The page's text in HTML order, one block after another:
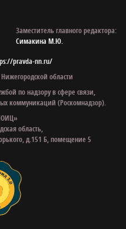
Заместитель главного редактора:
Симакина М.Ю.
pravda-nn.ru/
области
по надзору в сфере связи,
коммуникаций (Роскомнадзор).
область,
д.151 Б, помещение 5